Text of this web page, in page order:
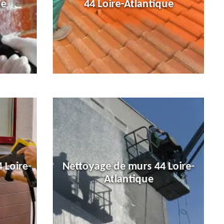
44 Loire-Atlantique
Loire-
Nettoyage de murs 44 Loire-
Atlantique